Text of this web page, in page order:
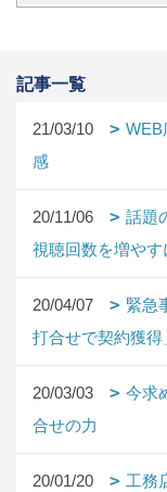
記事一覧
21/03/10
WEB
感
20/11/06
話題
視聴回数を増やす
20/04/07
緊急
打合せで契約獲得
20/03/03
今求
合せの力
20/01/20
工務